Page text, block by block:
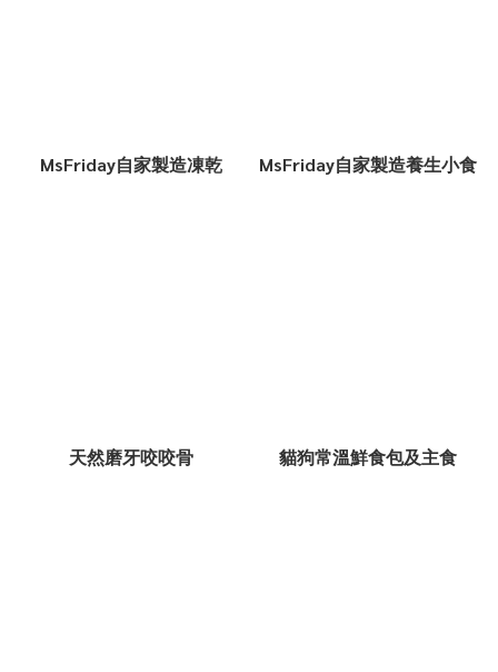
MsFriday自家製造凍乾 MsFriday自家製造養生小食
天然磨牙咬咬骨 貓狗常溫鮮食包及主食